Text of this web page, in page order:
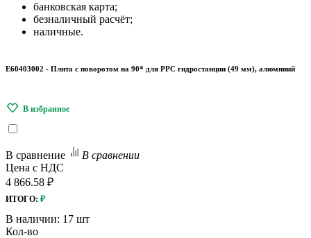
банковская карта;
безналичный расчёт;
наличные.
E60403002 - Плита с поворотом на 90* для РРС гидростанции (49 мм), алюминий
В сравнение
В сравнении
Цена с НДС
4 866.58 ₽
ИТОГО: ₽
В наличии: 17 шт
Кол-во